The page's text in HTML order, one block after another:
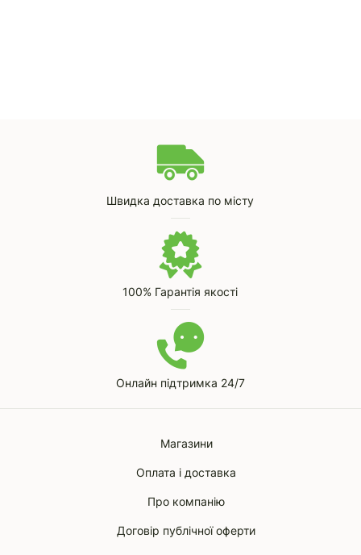
Швидка доставка по місту
100% Гарантія якості
Онлайн підтримка 24/7
Магазини
Оплата і доставка
Про компанію
Договір публічної оферти